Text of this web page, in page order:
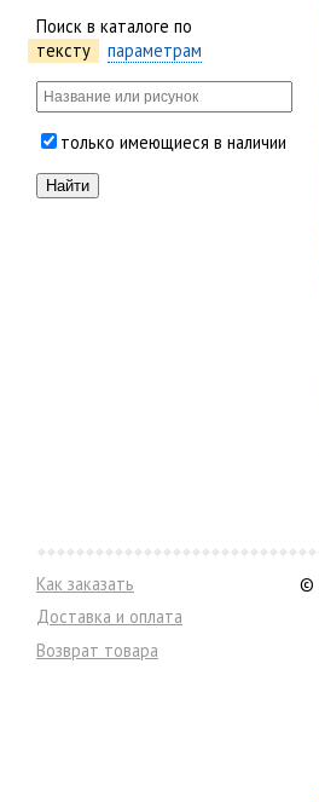
Поиск в каталоге по
тексту
параметрам
только имеющиеся в наличии
Как заказать
Доставка и оплата
Возврат товара
©